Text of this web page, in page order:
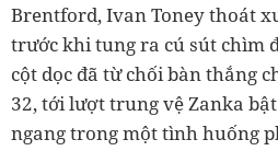
Brentford, Ivan Toney thoát
trước khi tung ra cú sút chìm
cột dọc đã từ chối bàn thắng
32, tới lượt trung vệ Zanka
ngang trong một tình huống